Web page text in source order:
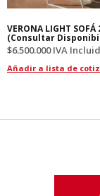
VERONA LIGHT SOFÁ
(Consultar
$6.500.000IVA
Añadir a lista de